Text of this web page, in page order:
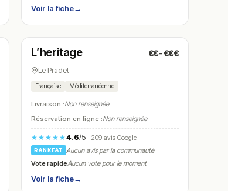
Voir la fiche→
N° 14
Ouvert(10:00 – 23:00)
L’heritage €€-€€€
Le Pradet
Française Méditerranéenne
Livraison :Non renseignée
Réservation en ligne :Non renseignée
★★★★★4.6/5 · 209 avis Google
RANKEAT
Aucun avis par la communauté
Vote rapideAucun vote pour le moment
Voir la fiche→